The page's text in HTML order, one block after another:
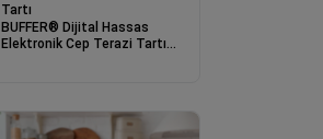
Tartı
BUFFER® Dijital Hassas
Elektronik Cep Terazi Tartı